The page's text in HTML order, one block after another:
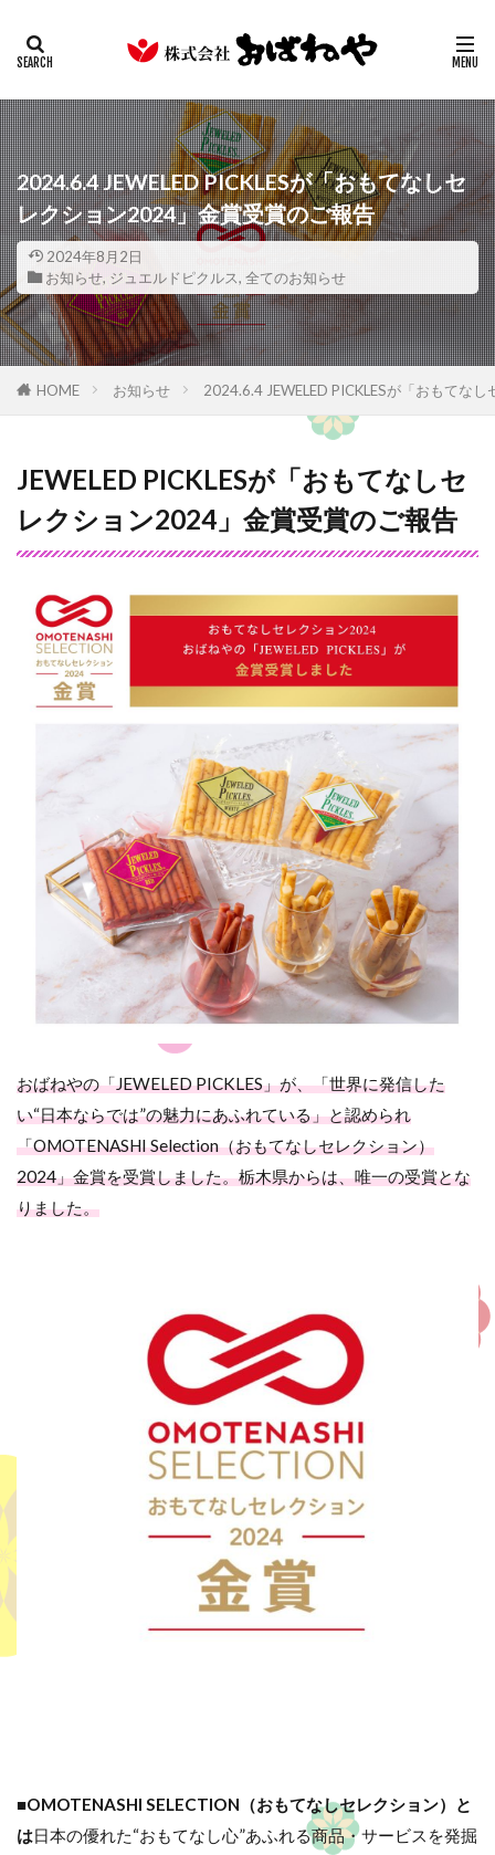
2024.6.4 JEWELED PICKLESが「おもてなしセ
レクション2024」金賞受賞のご報告
2024年8月2日
お知らせ, ジュエルドピクルス, 全てのお知らせ
HOME お知らせ 2024.6.4 JEWELED PICKLESが「おもてな
JEWELED PICKLESが「おもてなしセ
レクション2024」金賞受賞のご報告
おばねやの「JEWELED PICKLES」が、「世界に発信した
い“日本ならでは”の魅力にあふれている」と認められ
「OMOTENASHI Selection（おもてなしセレクション）
2024」金賞を受賞しました。栃木県からは、唯一の受賞とな
りました。
■OMOTENASHI SELECTION（おもてなしセレクション）と
は日本の優れた“おもてなし心”あふれる商品・サービスを発掘
カテゴリー
検索